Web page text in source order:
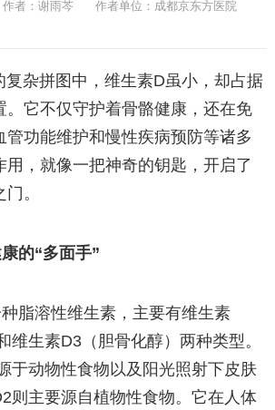
作者：谢雨芩 作者单位：成都京东方医院
复杂拼图中，维生素D虽小，却占据
。它不仅守护着骨骼健康，还在免
管功能维护和慢性疾病预防等诸多
用，就像一把神奇的钥匙，开启了
。
的“多面手”
脂溶性维生素，主要有维生素
维生素D3（胆骨化醇）两种类型。
于动物性食物以及阳光照射下皮肤
则主要源自植物性食物。它在人体